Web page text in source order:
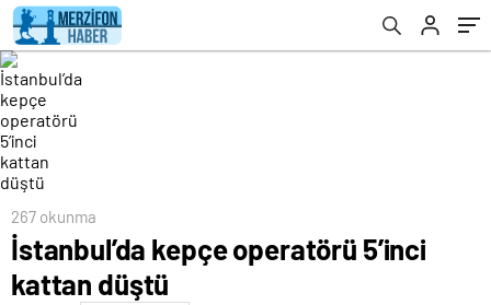
267 okunma
İstanbul’da kepçe operatörü 5’inci
kattan düştü